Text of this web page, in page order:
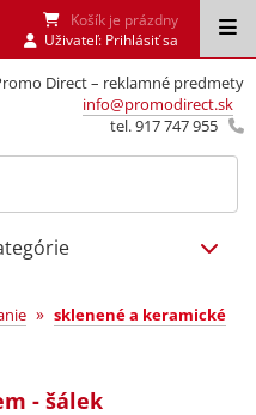
Direct – reklamné predmety
info@promodirect.sk
tel. 917 747 955
Košík je prázdny
Uživateľ: Prihlásiť sa
» sklenené a keramické
- šálek